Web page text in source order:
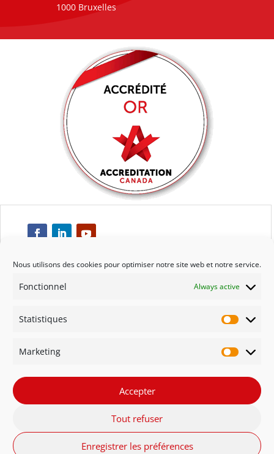
Nous utilisons des cookies pour optimiser notre site web et notre service.
Fonctionnel Always active
Statistiques
Marketing
Accepter
Tout refuser
Enregistrer les préférences
1000 Bruxelles
Respect
Engagement
Qualité